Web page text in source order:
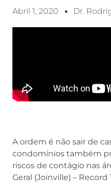
Abril 1, 2020 Dr.
A ordem é não sair de
condomínios também
riscos de contágio nas
Geral (Joinville) –